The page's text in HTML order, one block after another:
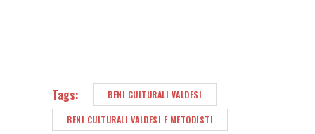
Tags: BENI CULTURALI VALDESI
BENI CULTURALI VALDESI E METODISTI